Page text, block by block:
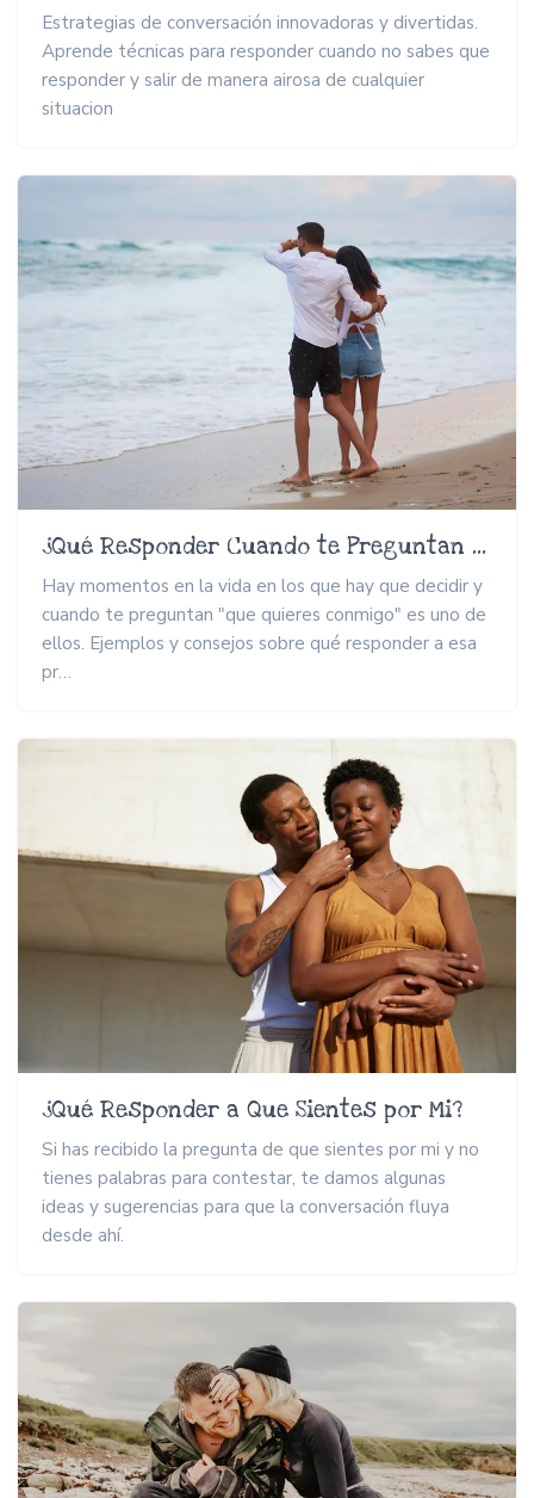
Estrategias de conversación innovadoras y divertidas.
Aprende técnicas para responder cuando no sabes que
responder y salir de manera airosa de cualquier
situacion
¿Qué Responder Cuando te Preguntan Que Quieres Conmigo?
Hay momentos en la vida en los que hay que decidir y
cuando te preguntan "que quieres conmigo" es uno de
ellos. Ejemplos y consejos sobre qué responder a esa
pr…
¿Qué Responder a Que Sientes por Mi?
Si has recibido la pregunta de que sientes por mi y no
tienes palabras para contestar, te damos algunas
ideas y sugerencias para que la conversación fluya
desde ahí.